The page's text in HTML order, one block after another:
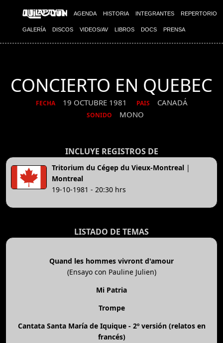
AGENDA HISTORIA INTEGRANTES REPERTORIO
GALERÍA DISCOS VIDEOS/AV LIBROS DOCS PRENSA
CONCIERTO EN QUEBEC
FECHA 19 OCTUBRE 1981 PAIS CANADÁ
SONIDO MONO
INCLUYE REGISTROS DE
Tritorium du Cégep du Vieux-Montreal |
Montreal
19-10-1981 - 20:30 hrs
LISTADO DE TEMAS
Quand les hommes vivront d'amour
(Ensayo con Pauline Julien)
Mi Patria
Trompe
Cantata Santa María de Iquique - 2º versión (relatos en
francés)